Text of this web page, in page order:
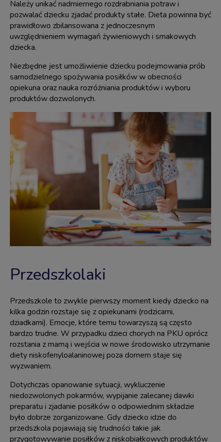
Należy unikać nadmiernego rozdrabniania potraw i
pozwalać dziecku zjadać produkty stałe. Dieta powinna być
prawidłowo zbilansowana z jednoczesnym
uwzględnieniem wymagań żywieniowych i smakowych
dziecka.
Niezbędne jest umożliwienie dziecku podejmowania prób
samodzielnego spożywania posiłków w obecności
opiekuna oraz nauka rozróżniania produktów i wyboru
produktów dozwolonych.
Przedszkolaki
Przedszkole to zwykle pierwszy moment kiedy dziecko na
kilka godzin rozstaje się z opiekunami (rodzicami,
dziadkami). Emocje, które temu towarzyszą są często
bardzo trudne. W przypadku dzieci chorych na PKU oprócz
rozstania z mamą i wejścia w nowe środowisko utrzymanie
diety niskofenyloalaninowej poza domem staje się
wyzwaniem.
Dotychczas opanowanie sytuacji, wykluczenie
niedozwolonych pokarmów, wypijanie zalecanej dawki
preparatu i zjadanie posiłków o odpowiednim składzie
było dobrze zorganizowane. Gdy dziecko idzie do
przedszkola pojawiają się trudności takie jak
przygotowywanie posiłków z niskobiałkowych produktów